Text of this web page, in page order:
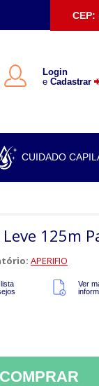
CEP:
Login
e Cadastrar
CUIDADO
125m
APERIFIO
Ver
COMPRAR